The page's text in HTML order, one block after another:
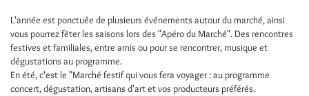
L'année est ponctuée de plusieurs événements autour du marché, ainsi
vous pourrez fêter les saisons lors des "Apéro du Marché". Des rencontres
festives et familiales, entre amis ou pour se rencontrer, musique et
dégustations au programme.
En été, c'est le "Marché festif qui vous fera voyager : au programme
concert, dégustation, artisans d'art et vos producteurs préférés.